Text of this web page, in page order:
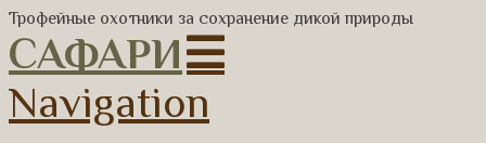
Трофейные охотники за сохранение дикой природы
САФАРИ
Navigation